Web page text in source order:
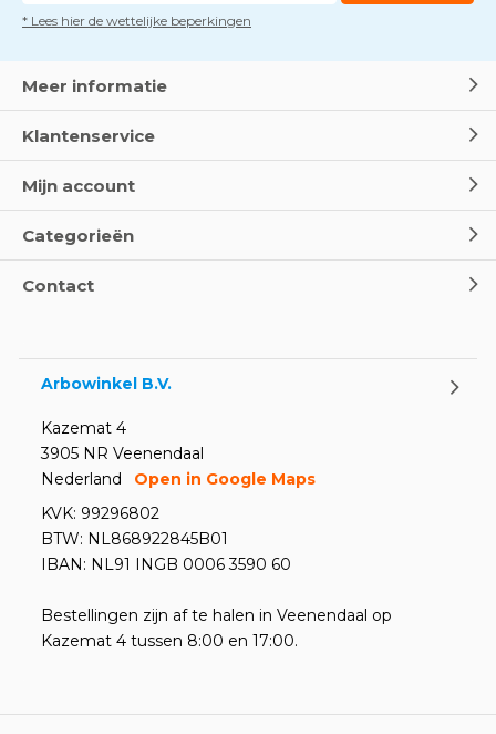
* Lees hier de wettelijke beperkingen
Meer informatie
Klantenservice
Mijn account
Categorieën
Contact
Arbowinkel B.V.
Kazemat 4
3905 NR Veenendaal
Nederland
Open in Google Maps
KVK: 99296802
BTW: NL868922845B01
IBAN: NL91 INGB 0006 3590 60
Bestellingen zijn af te halen in Veenendaal op
Kazemat 4 tussen 8:00 en 17:00.